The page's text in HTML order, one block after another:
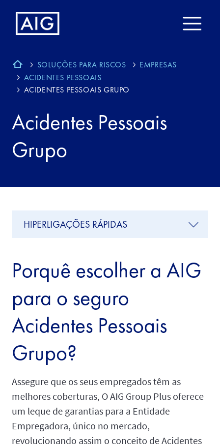
SOLUÇÕES PARA RISCOS
EMPRESAS
ACIDENTES PESSOAIS
ACIDENTES PESSOAIS GRUPO
Acidentes Pessoais
Grupo
Porquê escolher a AIG
para o seguro
Acidentes Pessoais
Grupo?
Assegure que os seus empregados têm as
melhores coberturas, O AIG Group Plus oferece
um leque de garantias para a Entidade
Empregadora, único no mercado,
revolucionando assim o conceito de Acidentes
HIPERLIGAÇÕES RÁPIDAS